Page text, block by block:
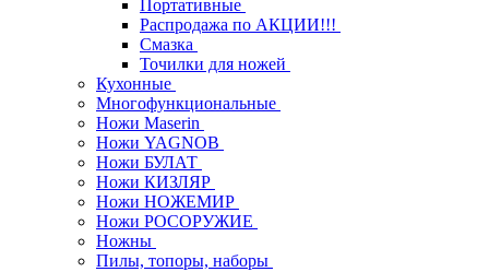
Портативные
Распродажа по АКЦИИ!!!
Смазка
Точилки для ножей
Кухонные
Многофункциональные
Ножи Maserin
Ножи YAGNOB
Ножи БУЛАТ
Ножи КИЗЛЯР
Ножи НОЖЕМИР
Ножи РОСОРУЖИЕ
Ножны
Пилы, топоры, наборы